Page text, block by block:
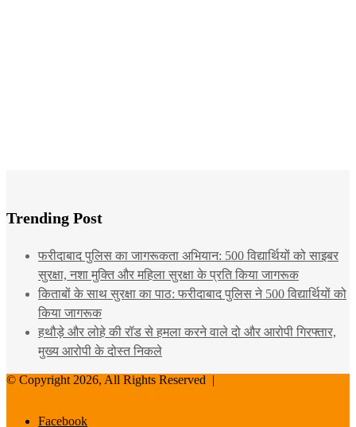
Trending Post
फरीदाबाद पुलिस का जागरूकता अभियान: 500 विद्यार्थियों को साइबर
सुरक्षा, नशा मुक्ति और महिला सुरक्षा के प्रति किया जागरूक
किताबों के साथ सुरक्षा का पाठ: फरीदाबाद पुलिस ने 500 विद्यार्थियों को
किया जागरूक
हथौड़े और लोहे की रॉड से हमला करने वाले दो और आरोपी गिरफ्तार,
मुख्य आरोपी के दोस्त निकले
© Copyright 2026, All Rights Reserved |
Facebook